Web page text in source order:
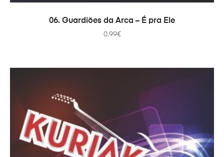
ADICIONAR
06. Guardiões da Arca – É pra Ele
0.99€